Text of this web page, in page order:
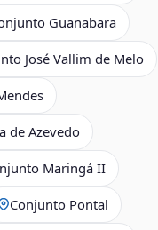
Guanabara
José Vallim de Melo
de Azevedo
Maringá II
Conjunto Pontal